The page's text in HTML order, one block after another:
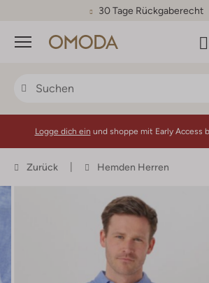
30 Tage Rückgaberecht
Menü
Logge dich ein und shoppe mit Early Access
Zurück Hemden Herren